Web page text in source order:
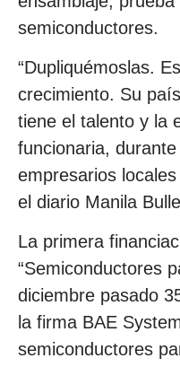
semiconductores.
“Dupliquémoslas.
crecimiento. Su
tiene el talento y la
funcionaria,
empresarios
el diario Manila
La primera
“Semiconductores
diciembre pasado
la firma BAE
semiconductores